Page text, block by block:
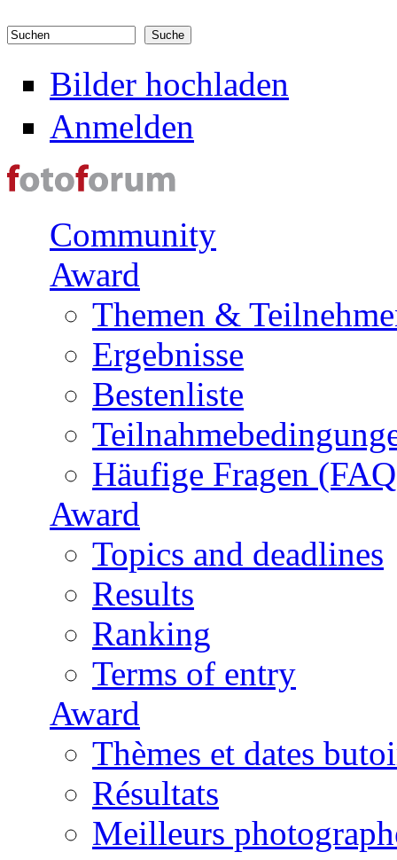
Suchformular
Bilder hochladen
Anmelden
Community
Award
Themen &
Ergebnisse
Bestenliste
Häufige Fragen
Award
Topics and deadlines
Results
Ranking
Terms of entry
Award
Thèmes et dates
Résultats
Meilleurs